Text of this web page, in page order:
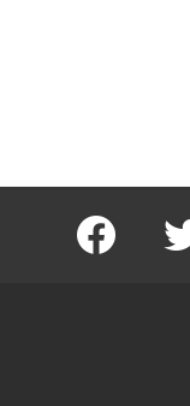
facebook